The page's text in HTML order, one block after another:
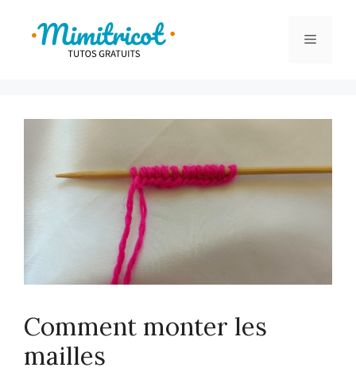
contenu
Menu
Comment monter les
mailles